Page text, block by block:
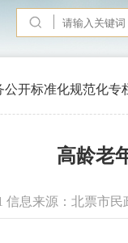
公开标准化规范化专
高龄老
信息来源：北票市